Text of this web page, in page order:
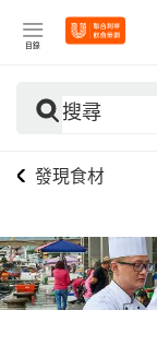
目錄
搜尋
發現食材